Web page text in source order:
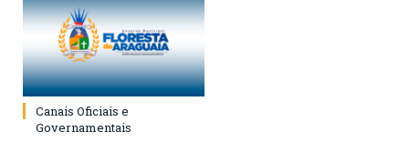
Canais Oficiais e
Governamentais